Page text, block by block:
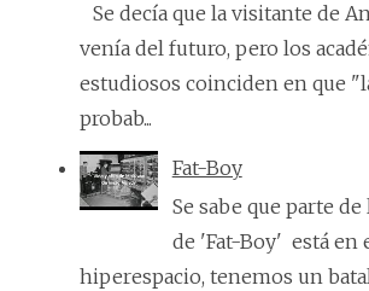
Se decía que la visitante de
venía del futuro, pero los
estudiosos coinciden en que
probab...
Fat-Boy
Se sabe que parte
de 'Fat-Boy' está en
hiperespacio, tenemos un